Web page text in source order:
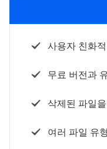
사용자 친화
무료 버전과
삭제된 파일
여러 파일 유